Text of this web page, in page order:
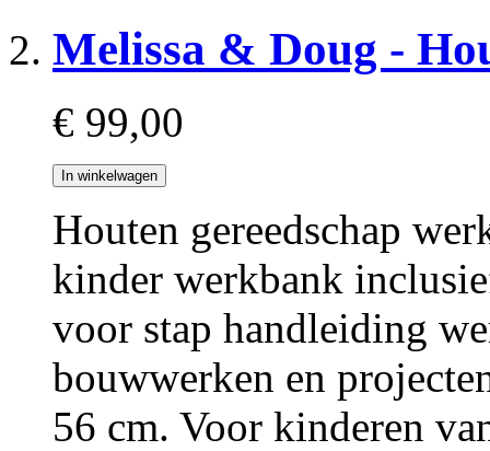
Melissa & Doug -
€ 99,00
In winkelwagen
Houten gereedschap
kinder werkbank
voor stap handleiding
bouwwerken en
56 cm. Voor kinderen